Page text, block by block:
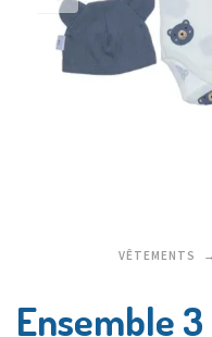
VÊTEMENTS
Ensemble